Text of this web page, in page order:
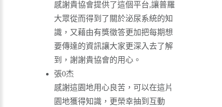
感謝貴協會提供了這個平台,讓普羅
大眾從而得到了關於泌尿系統的知
識，又藉由有獎徵答更加把每期想
要傳達的資訊讓大家更深入去了解
到，謝謝貴協會的用心。
張0杰
感謝這園地用心良苦，可以在這片
園地獲得知識，更榮幸抽到互動